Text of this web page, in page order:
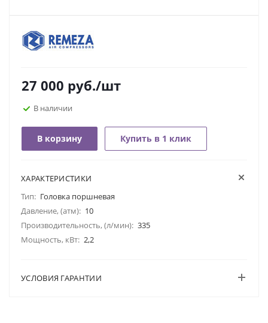
27 000 руб./шт
В наличии
В корзину Купить в 1 клик
ХАРАКТЕРИСТИКИ
Тип: Головка поршневая
Давление, (атм): 10
Производительность, (л/мин): 335
Мощность, кВт: 2,2
УСЛОВИЯ ГАРАНТИИ